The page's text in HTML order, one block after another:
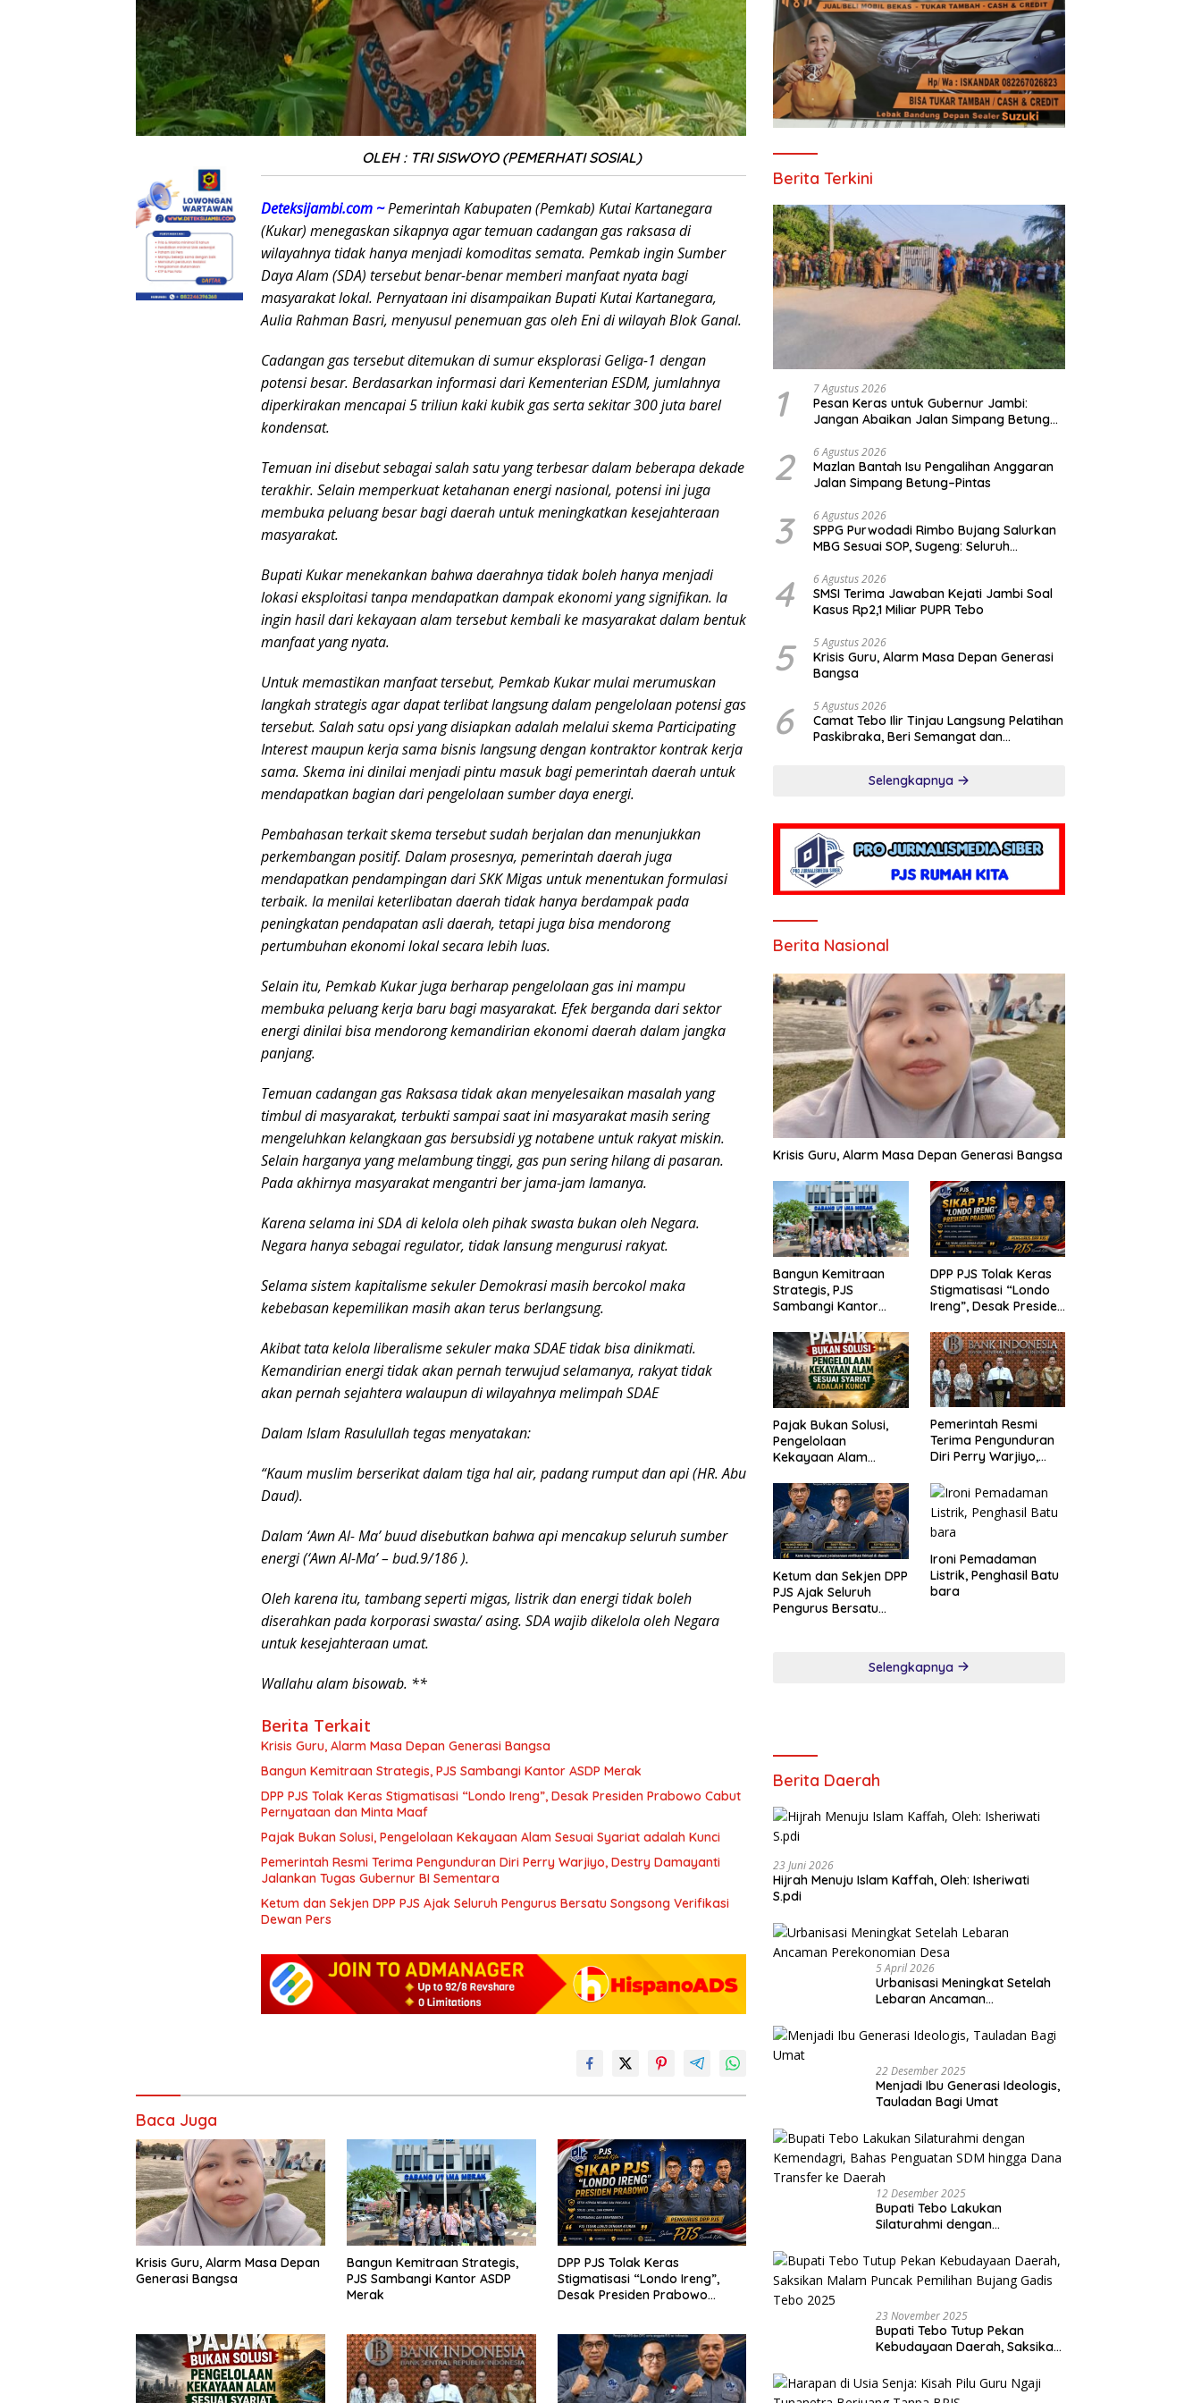
OLEH : TRI SISWOYO (PEMERHATI SOSIAL)
Deteksijambi.com ~Pemerintah Kabupaten (Pemkab) Kutai Kartanegara
(Kukar) menegaskan sikapnya agar temuan cadangan gas raksasa di
wilayahnya tidak hanya menjadi komoditas semata. Pemkab ingin Sumber
Daya Alam (SDA) tersebut benar-benar memberi manfaat nyata bagi
masyarakat lokal. Pernyataan ini disampaikan Bupati Kutai Kartanegara,
Aulia Rahman Basri, menyusul penemuan gas oleh Eni di wilayah Blok Ganal.
Cadangan gas tersebut ditemukan di sumur eksplorasi Geliga-1 dengan
potensi besar. Berdasarkan informasi dari Kementerian ESDM, jumlahnya
diperkirakan mencapai 5 triliun kaki kubik gas serta sekitar 300 juta barel
kondensat.
Temuan ini disebut sebagai salah satu yang terbesar dalam beberapa dekade
terakhir. Selain memperkuat ketahanan energi nasional, potensi ini juga
membuka peluang besar bagi daerah untuk meningkatkan kesejahteraan
masyarakat.
Bupati Kukar menekankan bahwa daerahnya tidak boleh hanya menjadi
lokasi eksploitasi tanpa mendapatkan dampak ekonomi yang signifikan. Ia
ingin hasil dari kekayaan alam tersebut kembali ke masyarakat dalam bentuk
manfaat yang nyata.
Untuk memastikan manfaat tersebut, Pemkab Kukar mulai merumuskan
langkah strategis agar dapat terlibat langsung dalam pengelolaan potensi gas
tersebut. Salah satu opsi yang disiapkan adalah melalui skema Participating
Interest maupun kerja sama bisnis langsung dengan kontraktor kontrak kerja
sama. Skema ini dinilai menjadi pintu masuk bagi pemerintah daerah untuk
mendapatkan bagian dari pengelolaan sumber daya energi.
Pembahasan terkait skema tersebut sudah berjalan dan menunjukkan
perkembangan positif. Dalam prosesnya, pemerintah daerah juga
mendapatkan pendampingan dari SKK Migas untuk menentukan formulasi
terbaik. Ia menilai keterlibatan daerah tidak hanya berdampak pada
peningkatan pendapatan asli daerah, tetapi juga bisa mendorong
pertumbuhan ekonomi lokal secara lebih luas.
Selain itu, Pemkab Kukar juga berharap pengelolaan gas ini mampu
membuka peluang kerja baru bagi masyarakat. Efek berganda dari sektor
energi dinilai bisa mendorong kemandirian ekonomi daerah dalam jangka
panjang.
Temuan cadangan gas Raksasa tidak akan menyelesaikan masalah yang
timbul di masyarakat, terbukti sampai saat ini masyarakat masih sering
mengeluhkan kelangkaan gas bersubsidi yg notabene untuk rakyat miskin.
Selain harganya yang melambung tinggi, gas pun sering hilang di pasaran.
Pada akhirnya masyarakat mengantri ber jama-jam lamanya.
Karena selama ini SDA di kelola oleh pihak swasta bukan oleh Negara.
Negara hanya sebagai regulator, tidak lansung mengurusi rakyat.
Selama sistem kapitalisme sekuler Demokrasi masih bercokol maka
kebebasan kepemilikan masih akan terus berlangsung.
Akibat tata kelola liberalisme sekuler maka SDAE tidak bisa dinikmati.
Kemandirian energi tidak akan pernah terwujud selamanya, rakyat tidak
akan pernah sejahtera walaupun di wilayahnya melimpah SDAE
Dalam Islam Rasulullah tegas menyatakan:
“Kaum muslim berserikat dalam tiga hal air, padang rumput dan api (HR. Abu
Daud).
Dalam ‘Awn Al- Ma’ buud disebutkan bahwa api mencakup seluruh sumber
energi (‘Awn Al-Ma’ – bud.9/186 ).
Oleh karena itu, tambang seperti migas, listrik dan energi tidak boleh
diserahkan pada korporasi swasta/ asing. SDA wajib dikelola oleh Negara
untuk kesejahteraan umat.
Wallahu alam bisowab. **
Berita Terkait
Krisis Guru, Alarm Masa Depan Generasi Bangsa
Bangun Kemitraan Strategis, PJS Sambangi Kantor ASDP Merak
DPP PJS Tolak Keras Stigmatisasi “Londo Ireng”, Desak Presiden Prabowo Cabut
Pernyataan dan Minta Maaf
Pajak Bukan Solusi, Pengelolaan Kekayaan Alam Sesuai Syariat adalah Kunci
Pemerintah Resmi Terima Pengunduran Diri Perry Warjiyo, Destry Damayanti
Jalankan Tugas Gubernur BI Sementara
Ketum dan Sekjen DPP PJS Ajak Seluruh Pengurus Bersatu Songsong Verifikasi
Dewan Pers
Baca Juga
Krisis Guru, Alarm Masa Depan
Generasi Bangsa
Bangun Kemitraan Strategis,
PJS Sambangi Kantor ASDP
Merak
DPP PJS Tolak Keras
Stigmatisasi “Londo Ireng”,
Desak Presiden Prabowo
Berita Terkini
1 7 Agustus 2026
Pesan Keras untuk Gubernur Jambi:
Jangan Abaikan Jalan Simpang Betung–
2 6 Agustus 2026
Mazlan Bantah Isu Pengalihan Anggaran
Jalan Simpang Betung–Pintas
3 6 Agustus 2026
SPPG Purwodadi Rimbo Bujang Salurkan
MBG Sesuai SOP, Sugeng: Seluruh
4 6 Agustus 2026
SMSI Terima Jawaban Kejati Jambi Soal
Kasus Rp2,1 Miliar PUPR Tebo
5 5 Agustus 2026
Krisis Guru, Alarm Masa Depan Generasi
Bangsa
6 5 Agustus 2026
Camat Tebo Ilir Tinjau Langsung Pelatihan
Paskibraka, Beri Semangat dan
Selengkapnya
Berita Nasional
Krisis Guru, Alarm Masa Depan Generasi Bangsa
Bangun Kemitraan
Strategis, PJS
Sambangi Kantor
DPP PJS Tolak Keras
Stigmatisasi “Londo
Ireng”, Desak Presiden
Pernyataan dan Minta
Maaf
Pajak Bukan Solusi,
Pengelolaan
Kekayaan Alam
Kunci
Pemerintah Resmi
Terima Pengunduran
Diri Perry Warjiyo,
Jalankan Tugas
Gubernur BI
Sementara
Ketum dan Sekjen DPP
PJS Ajak Seluruh
Pengurus Bersatu
Ironi Pemadaman
Listrik, Penghasil Batu
bara
Selengkapnya
Berita Daerah
23 Juni 2026
Hijrah Menuju Islam Kaffah, Oleh: Isheriwati
S.pdi
5 April 2026
Urbanisasi Meningkat Setelah
Lebaran Ancaman
22 Desember 2025
Menjadi Ibu Generasi Ideologis,
Tauladan Bagi Umat
12 Desember 2025
Bupati Tebo Lakukan
Silaturahmi dengan
SDM hingga Dana Transfer ke
Daerah
23 November 2025
Bupati Tebo Tutup Pekan
Kebudayaan Daerah, Saksikan
Bujang Gadis Tebo 2025